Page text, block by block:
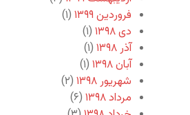
فروردین ۱۳۹۹
(۱)
دی ۱۳۹۸
(۱)
آذر ۱۳۹۸
(۱)
آبان ۱۳۹۸
(۱)
شهریور ۱۳۹۸
(۲)
مرداد ۱۳۹۸
(۶)